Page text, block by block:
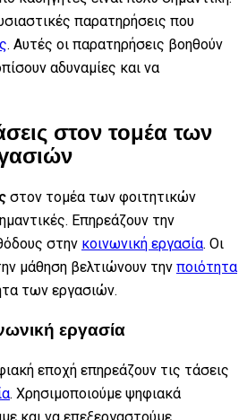
παρατηρήσεις που
. Αυτές οι παρατηρήσεις βοηθούν
αδυναμίες και να
στον τομέα των
στον τομέα των φοιτητικών
Επηρεάζουν την
στην κοινωνική εργασία. Οι
μάθηση βελτιώνουν την ποιότητα
των εργασιών.
εργασία
εποχή επηρεάζουν τις τάσεις
. Χρησιμοποιούμε ψηφιακά